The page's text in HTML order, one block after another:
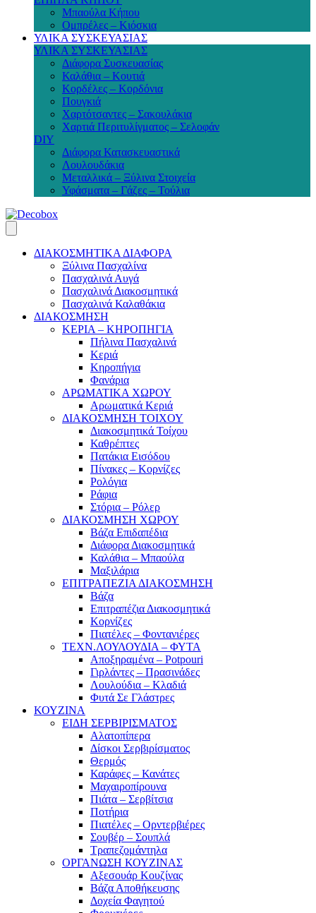
Μπαούλα Κήπου
Ομπρέλες – Κιόσκια
ΥΛΙΚΑ ΣΥΣΚΕΥΑΣΙΑΣ
ΥΛΙΚΑ ΣΥΣΚΕΥΑΣΙΑΣ
Διάφορα Συσκευασίας
Καλάθια – Κουτιά
Κορδέλες – Κορδόνια
Πουγκιά
Χαρτότσαντες – Σακουλάκια
Χαρτιά Περιτυλίγματος – Σελοφάν
DIY
Διάφορα Κατασκευαστικά
Λουλουδάκια
Μεταλλικά – Ξύλινα Στοιχεία
Υφάσματα – Γάζες – Τούλια
ΔΙΑΚΟΣΜΗΤΙΚΑ ΔΙΑΦΟΡΑ
Ξύλινα Πασχαλίνα
Πασχαλινά Αυγά
Πασχαλινά Διακοσμητικά
Πασχαλινά Καλαθάκια
ΔΙΑΚΟΣΜΗΣΗ
ΚΕΡΙΑ – ΚΗΡΟΠΗΓΙΑ
Πήλινα Πασχαλινά
Κεριά
Κηροπήγια
Φανάρια
ΑΡΩΜΑΤΙΚΑ ΧΩΡΟΥ
Αρωματικά Κεριά
ΔΙΑΚΟΣΜΗΣΗ ΤΟΙΧΟΥ
Διακοσμητικά Τοίχου
Καθρέπτες
Πατάκια Εισόδου
Πίνακες – Κορνίζες
Ρολόγια
Ράφια
Στόρια – Ρόλερ
ΔΙΑΚΟΣΜΗΣΗ ΧΩΡΟΥ
Βάζα Επιδαπέδια
Διάφορα Διακοσμητικά
Καλάθια – Μπαούλα
Μαξιλάρια
ΕΠΙΤΡΑΠΕΖΙΑ ΔΙΑΚΟΣΜΗΣΗ
Βάζα
Επιτραπέζια Διακοσμητικά
Κορνίζες
Πιατέλες – Φοντανιέρες
ΤΕΧΝ.ΛΟΥΛΟΥΔΙΑ – ΦΥΤΑ
Αποξηραμένα – Potpouri
Γιρλάντες – Πρασινάδες
Λουλούδια – Κλαδιά
Φυτά Σε Γλάστρες
ΚΟΥΖΙΝΑ
ΕΙΔΗ ΣΕΡΒΙΡΙΣΜΑΤΟΣ
Αλατοπίπερα
Δίσκοι Σερβιρίσματος
Θερμός
Καράφες – Κανάτες
Μαχαιροπίρουνα
Πιάτα – Σερβίτσια
Ποτήρια
Πιατέλες – Ορντερβιέρες
Σουβέρ – Σουπλά
Τραπεζομάντηλα
ΟΡΓΑΝΩΣΗ ΚΟΥΖΙΝΑΣ
Αξεσουάρ Κουζίνας
Βάζα Αποθήκευσης
Δοχεία Φαγητού